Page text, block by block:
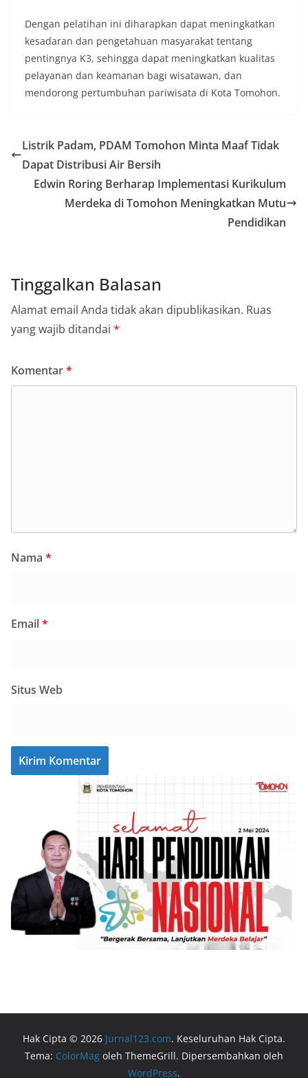
Dengan pelatihan ini diharapkan dapat meningkatkan
kesadaran dan pengetahuan masyarakat tentang
pentingnya K3, sehingga dapat meningkatkan kualitas
pelayanan dan keamanan bagi wisatawan, dan
mendorong pertumbuhan pariwisata di Kota Tomohon.
Listrik Padam, PDAM Tomohon Minta Maaf Tidak
Dapat Distribusi Air Bersih
Edwin Roring Berharap Implementasi Kurikulum
Merdeka di Tomohon Meningkatkan Mutu
Pendidikan
Tinggalkan Balasan
Alamat email Anda tidak akan dipublikasikan. Ruas
yang wajib ditandai *
Komentar*
Nama *
Email*
Situs Web
Hak Cipta © 2026 Jurnal123.com. Keseluruhan Hak Cipta.
Tema: ColorMag oleh ThemeGrill. Dipersembahkan oleh
WordPress.